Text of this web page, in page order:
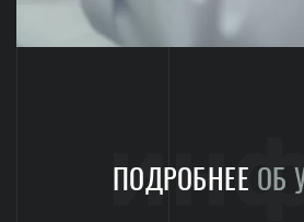
ПОДРОБНЕЕ ОБ